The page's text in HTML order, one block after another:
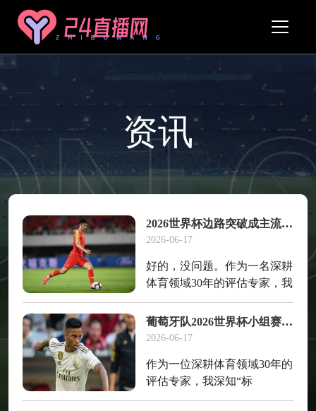
资讯
2026世界杯边路突破成主流，边锋球员身价暴涨
2026-06-17
好的，没问题。作为一名深耕
体育领域30年的评估专家，我
见证了足球战术的无数次迭代
与轮回。你提到的这个现象，
我不仅注意到了，而且可以
足坛的估值体系。那个“2026
世界杯边路突破
葡萄牙队2026世界杯小组赛C罗破门，助力球队出线
2026-06-17
作为一位深耕体育领域30年的
评估专家，我深知“标
题”与“内容”之间的微妙关